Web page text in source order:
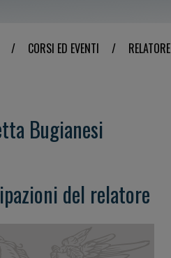
/ CORSI ED EVENTI / RELATORE
Bugianesi
del relatore